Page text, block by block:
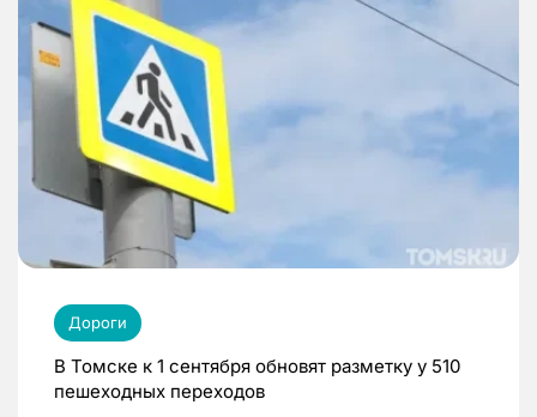
Дороги
В Томске к 1 сентября обновят разметку у 510
пешеходных переходов